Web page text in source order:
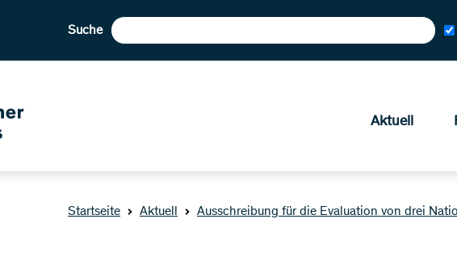
Suche
Aktuell
Startseite Aktuell Ausschreibung für die Evaluation von drei